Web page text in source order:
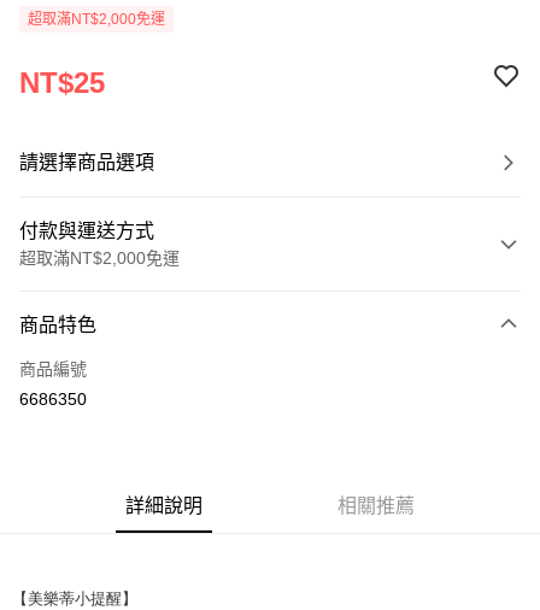
超取滿NT$2,000免運
NT$25
請選擇商品選項
付款與運送方式
超取滿NT$2,000免運
信用卡一次付款
超商取貨付款
商品特色
商品編號
6686350
詳細說明 相關推薦
【美樂蒂小提醒】